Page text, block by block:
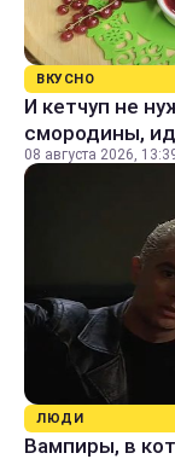
ВКУСНО
И кетчуп не
смородины,
08 августа 2026,
ЛЮДИ
Вампиры, в